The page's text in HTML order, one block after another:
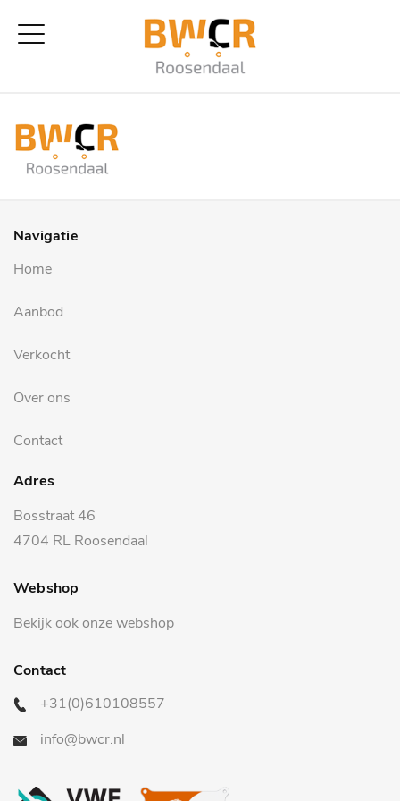
Navigatie
Home
Aanbod
Verkocht
Over ons
Contact
Adres
Bosstraat 46
4704 RL Roosendaal
Webshop
Bekijk ook onze webshop
Contact
+31(0)610108557
info@bwcr.nl